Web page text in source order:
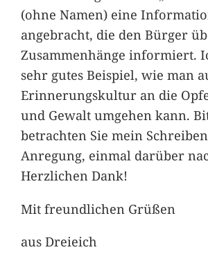
(ohne Namen) eine
angebracht, die den Bürger
Zusammenhänge informiert.
sehr gutes Beispiel, wie man
Erinnerungskultur an die
und Gewalt umgehen kann.
betrachten Sie mein
Anregung, einmal darüber
Herzlichen Dank!
Mit freundlichen Grüßen
aus Dreieich